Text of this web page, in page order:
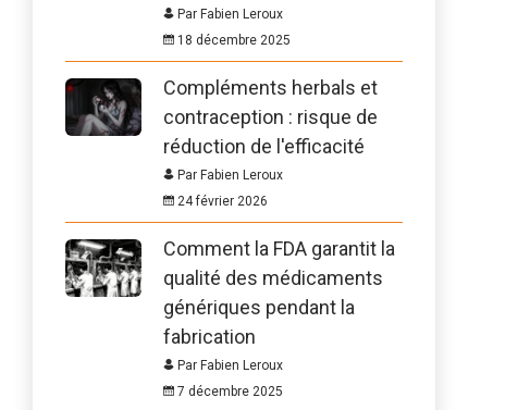
Par Fabien Leroux
18 décembre 2025
Compléments herbals et
contraception : risque de
réduction de l'efficacité
Par Fabien Leroux
24 février 2026
Comment la FDA garantit la
qualité des médicaments
génériques pendant la
fabrication
Par Fabien Leroux
7 décembre 2025